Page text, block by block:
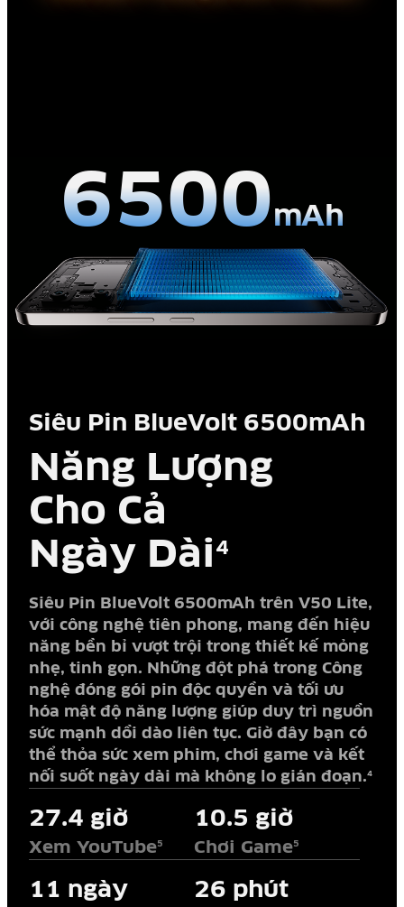
6500mAh
Siêu Pin BlueVolt 6500mAh
Năng Lượng
Cho Cả
Ngày Dài4
Siêu Pin BlueVolt 6500mAh trên V50 Lite,
với công nghệ tiên phong, mang đến hiệu
năng bền bỉ vượt trội trong thiết kế mỏng
nhẹ, tinh gọn. Những đột phá trong Công
nghệ đóng gói pin độc quyền và tối ưu
hóa mật độ năng lượng giúp duy trì nguồn
sức mạnh dồi dào liên tục. Giờ đây bạn có
thể thỏa sức xem phim, chơi game và kết
nối suốt ngày dài mà không lo gián đoạn.4
27.4 giờ
Xem YouTube5
10.5 giờ
Chơi Game5
11 ngày 26 phút